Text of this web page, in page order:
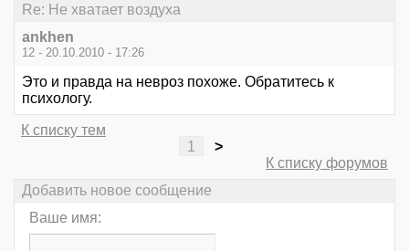
Re: Не хватает воздуха
ankhen
12 - 20.10.2010 - 17:26
Это и правда на невроз похоже. Обратитесь к
психологу.
К списку тем
1
>
К списку форумов
Добавить новое сообщение
Ваше имя: